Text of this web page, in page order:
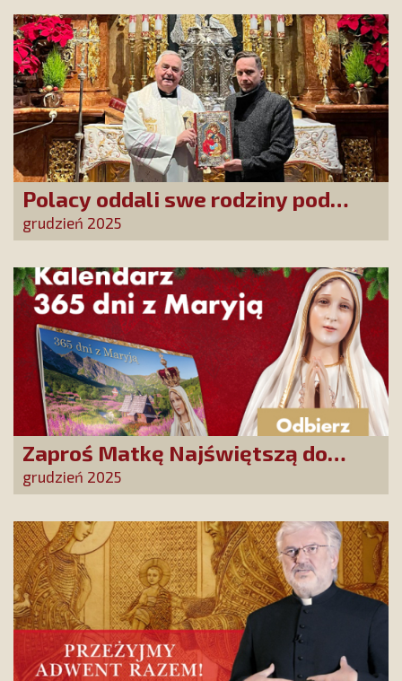
Polacy oddali swe rodziny pod
opiekę Najświętszej Rodziny!
grudzień 2025
Zaproś Matkę Najświętszą do
swojego domu! Odbierz kalendarz
„365 dni z Maryją”
grudzień 2025